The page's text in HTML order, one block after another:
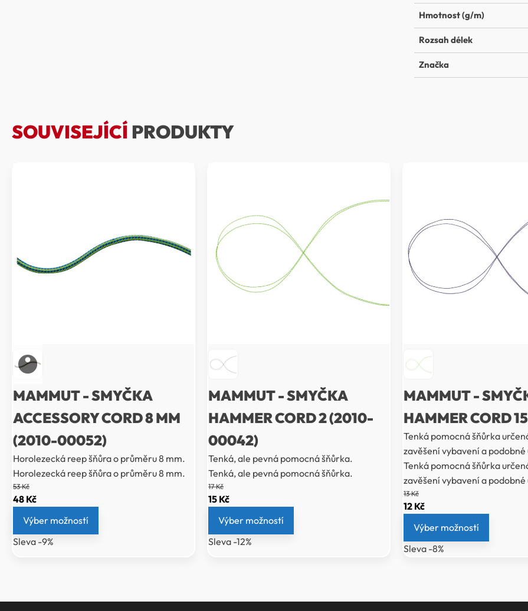
Hmotnost (g/m)
Rozsah délek
Značka
SOUVISEJÍCÍ PRODUKTY
MAMMUT - SMYČKA
ACCESSORY CORD 8 MM
(2010-00052)
Horolezecká reep šňůra o průměru 8 mm.
Horolezecká reep šňůra o průměru 8 mm.
53Kč
Původní
byla:
53 Kč.
48 KčAktuální
je:
48 Kč.
Výber možností
Sleva -9%
MAMMUT - SMYČKA
HAMMER CORD 2 (2010-
00042)
Tenká, ale pevná pomocná šňůrka.
Tenká, ale pevná pomocná šňůrka.
17Kč
Původní
byla:
17 Kč.
15 KčAktuální
je:
15 Kč.
Výber možností
Sleva -12%
MAMMUT -
HAMMER CORD
Tenká pomocná šňůrka
zavěšení vybavení a podobné
Tenká pomocná šňůrka
zavěšení vybavení a podobné
13Kč
Původní
byla:
13 Kč.
12 KčAktuální
je:
12 Kč.
Výber možností
Sleva -8%